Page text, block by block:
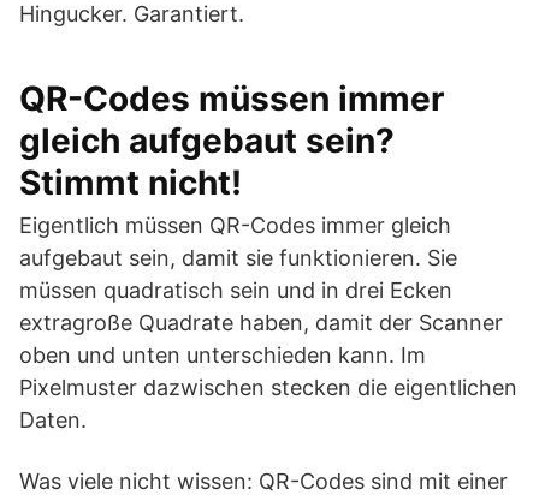
Hingucker. Garantiert.
QR-Codes müssen immer
gleich aufgebaut sein?
Stimmt nicht!
Eigentlich müssen QR-Codes immer gleich
aufgebaut sein, damit sie funktionieren. Sie
müssen quadratisch sein und in drei Ecken
extragroße Quadrate haben, damit der Scanner
oben und unten unterschieden kann. Im
Pixelmuster dazwischen stecken die eigentlichen
Daten.
Was viele nicht wissen: QR-Codes sind mit einer